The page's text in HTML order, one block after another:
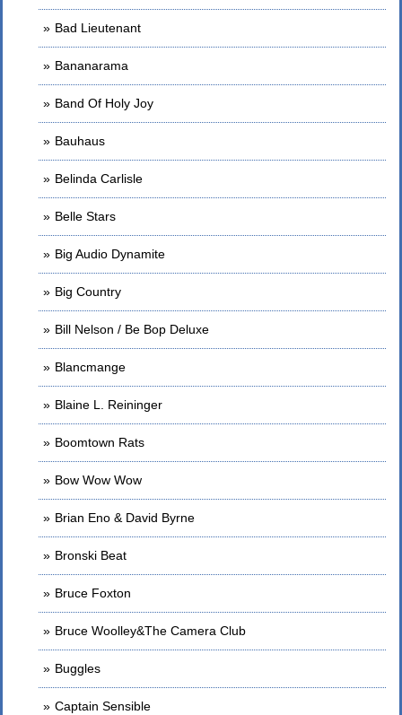
Bad Lieutenant
Bananarama
Band Of Holy Joy
Bauhaus
Belinda Carlisle
Belle Stars
Big Audio Dynamite
Big Country
Bill Nelson / Be Bop Deluxe
Blancmange
Blaine L. Reininger
Boomtown Rats
Bow Wow Wow
Brian Eno & David Byrne
Bronski Beat
Bruce Foxton
Bruce Woolley&The Camera Club
Buggles
Captain Sensible